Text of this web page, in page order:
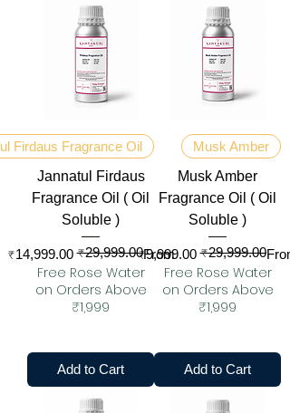
Musk Amber
Musk Amber
Fragrance Oil ( Oil
Soluble )
From
Regular Price
₹29,999.00
₹9,999.00 Sale Price
Free Rose Water
on Orders Above
₹1,999
Add to Cart
Firdaus Fragrance Oil
Jannatul Firdaus
Fragrance Oil ( Oil
Soluble )
From
Regular Price
₹29,999.00
₹14,999.00 Sale Price
Free Rose Water
on Orders Above
₹1,999
Add to Cart